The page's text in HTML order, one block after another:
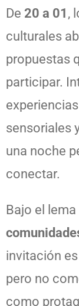
De 20 a 01 ,
culturales
propuestas
participar.
sensoriales
una noche
conectar.
Bajo el lema
invitación
pero no
como